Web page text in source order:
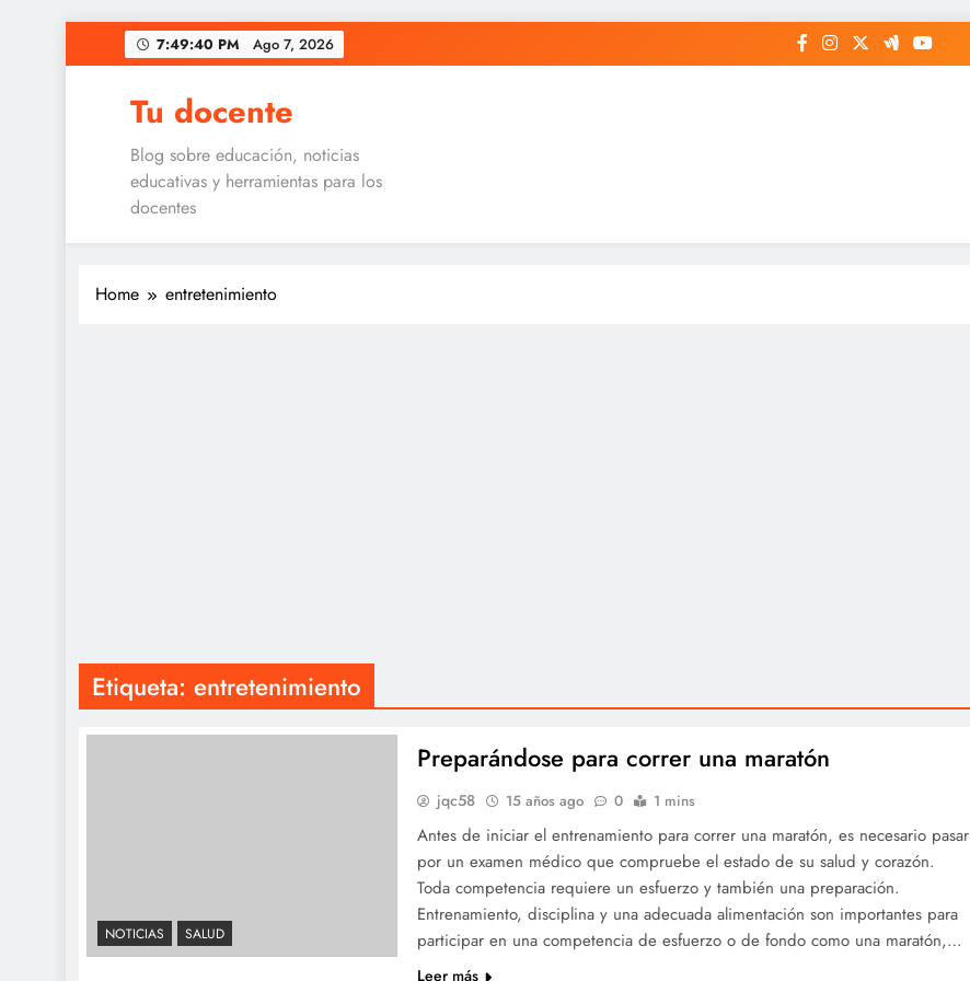
to
7:49:40 PM Ago 7, 2026
Tu docente
Blog sobre educación, noticias
educativas y herramientas para los
docentes
Home entretenimiento
Etiqueta: entretenimiento
NOTICIAS SALUD
Preparándose para correr una maratón
jqc58 15 años ago 0 1 mins
Antes de iniciar el entrenamiento para correr una maratón, es necesario pasar
por un examen médico que compruebe el estado de su salud y corazón.
Toda competencia requiere un esfuerzo y también una preparación.
Entrenamiento, disciplina y una adecuada alimentación son importantes para
participar en una competencia de esfuerzo o de fondo como una maratón,…
Leer más